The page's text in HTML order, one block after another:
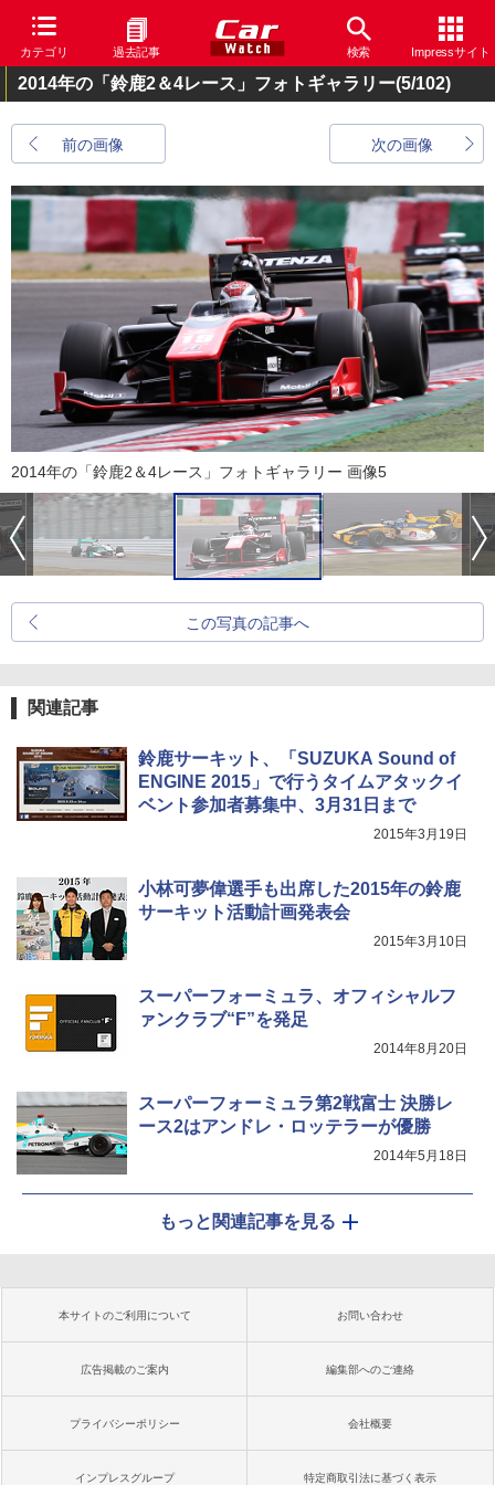
カテゴリ 過去記事 検索 Impressサイト
2014年の「鈴鹿2＆4レース」フォトギャラリー(5/102)
前の画像 次の画像
2014年の「鈴鹿2＆4レース」フォトギャラリー 画像5
この写真の記事へ
関連記事
鈴鹿サーキット、「SUZUKA Sound of
ENGINE 2015」で行うタイムアタックイ
ベント参加者募集中、3月31日まで
2015年3月19日
小林可夢偉選手も出席した2015年の鈴鹿
サーキット活動計画発表会
2015年3月10日
スーパーフォーミュラ、オフィシャルフ
ァンクラブ“F”を発足
2014年8月20日
スーパーフォーミュラ第2戦富士 決勝レ
ース2はアンドレ・ロッテラーが優勝
2014年5月18日
もっと関連記事を見る
本サイトのご利用について お問い合わせ
広告掲載のご案内 編集部へのご連絡
プライバシーポリシー 会社概要
インプレスグループ 特定商取引法に基づく表示